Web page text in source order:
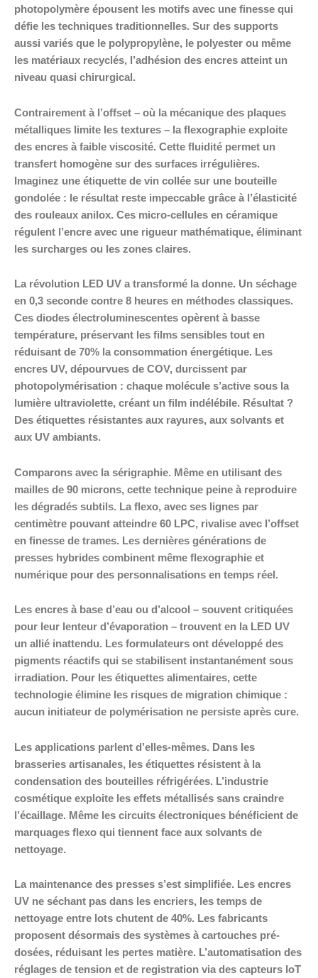
photopolymère épousent les motifs avec une finesse qui
défie les techniques traditionnelles. Sur des supports
aussi variés que le polypropylène, le polyester ou même
les matériaux recyclés, l’adhésion des encres atteint un
niveau quasi chirurgical.
Contrairement à l’offset – où la mécanique des plaques
métalliques limite les textures – la flexographie exploite
des encres à faible viscosité. Cette fluidité permet un
transfert homogène sur des surfaces irrégulières.
Imaginez une étiquette de vin collée sur une bouteille
gondolée : le résultat reste impeccable grâce à l’élasticité
des rouleaux anilox. Ces micro-cellules en céramique
régulent l’encre avec une rigueur mathématique, éliminant
les surcharges ou les zones claires.
La révolution LED UV a transformé la donne. Un séchage
en 0,3 seconde contre 8 heures en méthodes classiques.
Ces diodes électroluminescentes opèrent à basse
température, préservant les films sensibles tout en
réduisant de 70% la consommation énergétique. Les
encres UV, dépourvues de COV, durcissent par
photopolymérisation : chaque molécule s’active sous la
lumière ultraviolette, créant un film indélébile. Résultat ?
Des étiquettes résistantes aux rayures, aux solvants et
aux UV ambiants.
Comparons avec la sérigraphie. Même en utilisant des
mailles de 90 microns, cette technique peine à reproduire
les dégradés subtils. La flexo, avec ses lignes par
centimètre pouvant atteindre 60 LPC, rivalise avec l’offset
en finesse de trames. Les dernières générations de
presses hybrides combinent même flexographie et
numérique pour des personnalisations en temps réel.
Les encres à base d’eau ou d’alcool – souvent critiquées
pour leur lenteur d’évaporation – trouvent en la LED UV
un allié inattendu. Les formulateurs ont développé des
pigments réactifs qui se stabilisent instantanément sous
irradiation. Pour les étiquettes alimentaires, cette
technologie élimine les risques de migration chimique :
aucun initiateur de polymérisation ne persiste après cure.
Les applications parlent d’elles-mêmes. Dans les
brasseries artisanales, les étiquettes résistent à la
condensation des bouteilles réfrigérées. L’industrie
cosmétique exploite les effets métallisés sans craindre
l’écaillage. Même les circuits électroniques bénéficient de
marquages flexo qui tiennent face aux solvants de
nettoyage.
La maintenance des presses s’est simplifiée. Les encres
UV ne séchant pas dans les encriers, les temps de
nettoyage entre lots chutent de 40%. Les fabricants
proposent désormais des systèmes à cartouches pré-
dosées, réduisant les pertes matière. L’automatisation des
réglages de tension et de registration via des capteurs IoT